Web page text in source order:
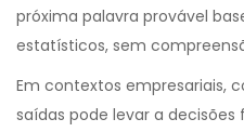
próxima palavra provável
estatísticos, sem
Em contextos empresariais,
saídas pode levar a decisões